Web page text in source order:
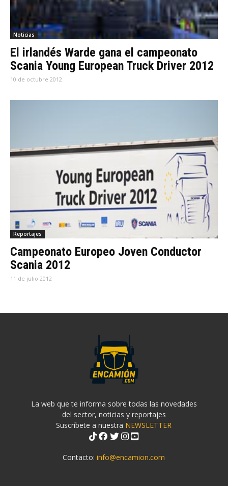
Noticias
El irlandés Warde gana el campeonato
Scania Young European Truck Driver 2012
10 de octubre 2012
Reportajes
Campeonato Europeo Joven Conductor
Scania 2012
11 de julio 2012
La web que te informa sobre todas las novedades
del sector, noticias y reportajes
Suscríbete a nuestra NEWSLETTER
Contacto:info@encamion.com